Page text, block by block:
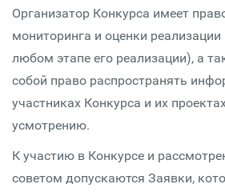
Организатор Конкурса имеет
мониторинга и оценки реализации
любом этапе его реализации), а
собой право распространять
участниках Конкурса и их
усмотрению.
К участию в Конкурсе и
советом допускаются Заявки,